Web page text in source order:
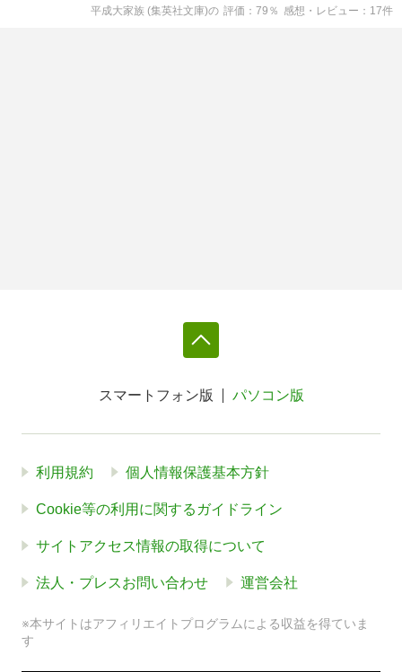
平成大家族 (集英社文庫)の 評価 79 ％ 感想・レビュー 17件
スマートフォン版 パソコン版
利用規約 個人情報保護基本方針
Cookie等の利用に関するガイドライン
サイトアクセス情報の取得について
法人・プレスお問い合わせ 運営会社
※本サイトはアフィリエイトプログラムによる収益を得ていま
す